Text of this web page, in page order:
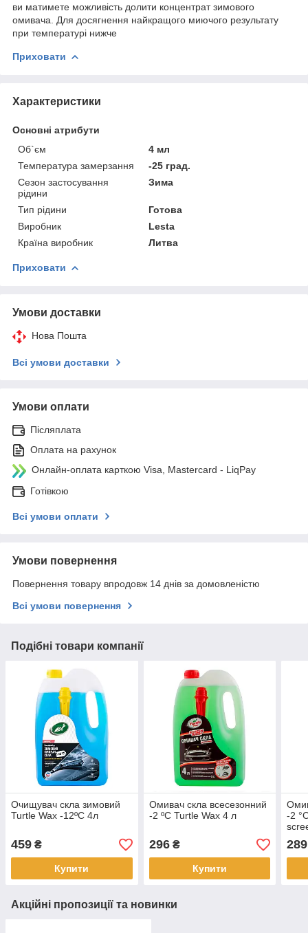
ви матимете можливість долити концентрат зимового
омивача. Для досягнення найкращого миючого результату
при температурі нижче
Приховати
Характеристики
Основні атрибути
Об`єм
4 мл
Температура замерзання
-25 град.
Сезон застосування
рідини
Зима
Тип рідини
Готова
Виробник
Lesta
Країна виробник
Литва
Приховати
Умови доставки
Нова Пошта
Всі умови доставки
Умови оплати
Післяплата
Оплата на рахунок
Онлайн-оплата карткою Visa, Mastercard - LiqPay
Готівкою
Всі умови оплати
Умови повернення
Повернення товару впродовж 14 днів за домовленістю
Всі умови повернення
Подібні товари компанії
Очищувач скла зимовий
Turtle Wax -12ºC 4л
459 ₴
Купити
Омивач скла всесезонний
-2 ºC Turtle Wax 4 л
296₴
Купити
-2
289
Акційні пропозиції та новинки